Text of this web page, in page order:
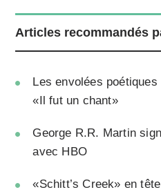
Articles recommandés
Les envolées
«Il fut un chant»
George R.R. Martin
avec HBO
«Schitt’s Creek» en